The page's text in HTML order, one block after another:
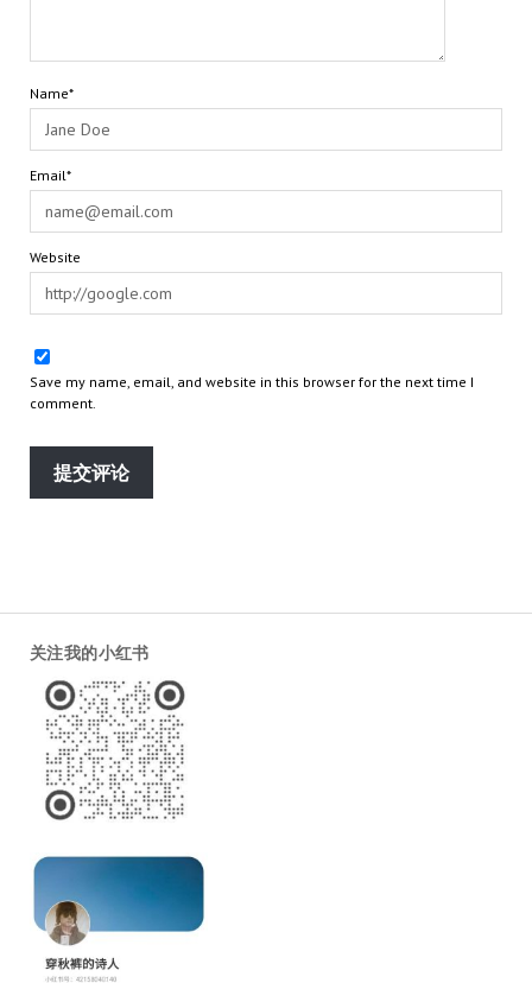
Name*
Email*
Website
Save my name, email, and website in this browser for the next time I
comment.
关注我的小红书